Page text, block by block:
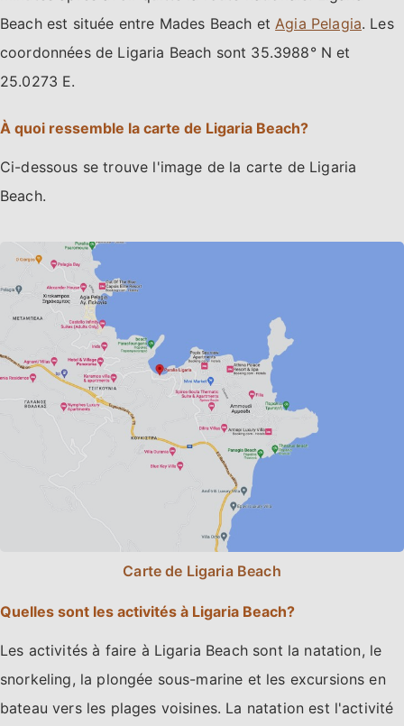
Beach est située entre Mades Beach etAgia Pelagia. Les
coordonnées de Ligaria Beach sont 35.3988° N et
25.0273 E.
À quoi ressemble la carte de Ligaria Beach?
Ci-dessous se trouve l'image de la carte de Ligaria
Beach.
Carte de Ligaria Beach
Quelles sont les activités à Ligaria Beach?
Les activités à faire à Ligaria Beach sont la natation, le
snorkeling, la plongée sous-marine et les excursions en
bateau vers les plages voisines. La natation est l'activité